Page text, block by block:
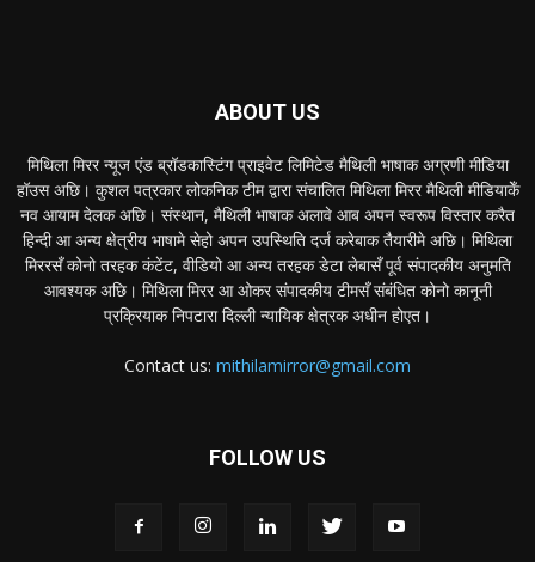
ABOUT US
मिथिला मिरर न्यूज एंड ब्रॉडकास्टिंग प्राइवेट लिमिटेड मैथिली भाषाक अग्रणी मीडिया
हॉउस अछि। कुशल पत्रकार लोकनिक टीम द्वारा संचालित मिथिला मिरर मैथिली मीडियाकेँ
नव आयाम देलक अछि। संस्थान, मैथिली भाषाक अलावे आब अपन स्वरूप विस्तार करैत
हिन्दी आ अन्य क्षेत्रीय भाषामे सेहो अपन उपस्थिति दर्ज करेबाक तैयारीमे अछि। मिथिला
मिररसँ कोनो तरहक कंटेंट, वीडियो आ अन्य तरहक डेटा लेबासँ पूर्व संपादकीय अनुमति
आवश्यक अछि। मिथिला मिरर आ ओकर संपादकीय टीमसँ संबंधित कोनो कानूनी
प्रक्रियाक निपटारा दिल्ली न्यायिक क्षेत्रक अधीन होएत।
Contact us: mithilamirror@gmail.com
FOLLOW US